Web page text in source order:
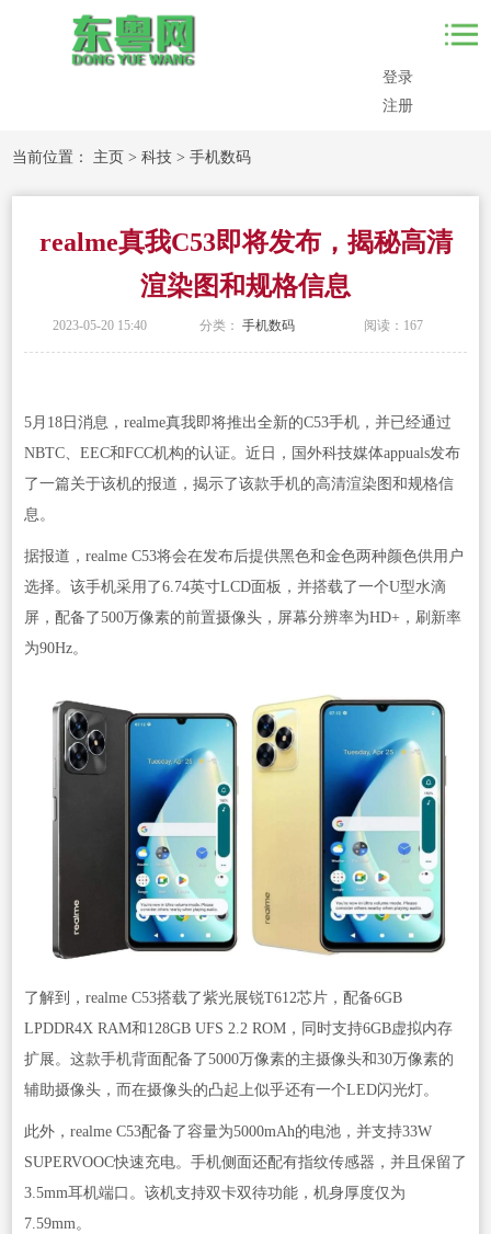
登录
注册
当前位置： 主页 >科技 >手机数码
realme真我C53即将发布，揭秘高清
渲染图和规格信息
2023-05-20 15:40 分类：手机数码 阅读： 167
5月18日消息，realme真我即将推出全新的C53手机，并已经通过
NBTC、EEC和FCC机构的认证。近日，国外科技媒体appuals发布
了一篇关于该机的报道，揭示了该款手机的高清渲染图和规格信
息。
据报道，realme C53将会在发布后提供黑色和金色两种颜色供用户
选择。该手机采用了6.74英寸LCD面板，并搭载了一个U型水滴
屏，配备了500万像素的前置摄像头，屏幕分辨率为HD+，刷新率
为90Hz。
了解到，realme C53搭载了紫光展锐T612芯片，配备6GB
LPDDR4X RAM和128GB UFS 2.2 ROM，同时支持6GB虚拟内存
扩展。这款手机背面配备了5000万像素的主摄像头和30万像素的
辅助摄像头，而在摄像头的凸起上似乎还有一个LED闪光灯。
此外，realme C53配备了容量为5000mAh的电池，并支持33W
SUPERVOOC快速充电。手机侧面还配有指纹传感器，并且保留了
3.5mm耳机端口。该机支持双卡双待功能，机身厚度仅为
7.59mm。